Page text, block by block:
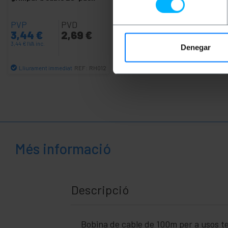
Denegar
Àrea
PVP
3,44 €
3,44 € IVA inc.
PVD
2,69 €
Lliurament immediat REF: RH012
PVP
6,45€
PVD
5,18€
Més informació
Descripció
Bobina de cable de 100m per a